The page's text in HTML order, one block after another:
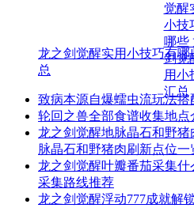
龙之剑觉醒实用小技巧有
总
致病本源自爆蠕虫流玩法搭
轮回之兽全部食谱收集地点
龙之剑觉醒地脉晶石和野
脉晶石和野猪肉刷新点位一
龙之剑觉醒叶瓣番茄采集
采集路线推荐
龙之剑觉醒浮动777成就解